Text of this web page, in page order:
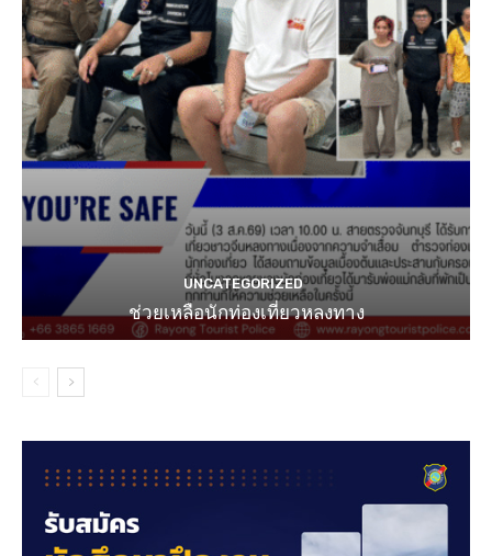
UNCATEGORIZED
ช่วยเหลือนักท่องเที่ยวหลงทาง